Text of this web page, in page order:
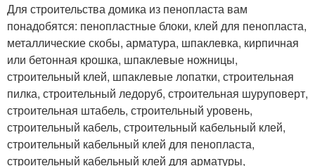
Для строительства домика из пенопласта вам
понадобятся: пенопластные блоки, клей для пенопласта,
металлические скобы, арматура, шпаклевка, кирпичная
или бетонная крошка, шпаклевые ножницы,
строительный клей, шпаклевые лопатки, строительная
пилка, строительный ледоруб, строительная шуруповерт,
строительная штабель, строительный уровень,
строительный кабель, строительный кабельный клей,
строительный кабельный клей для пенопласта,
строительный кабельный клей для арматуры,